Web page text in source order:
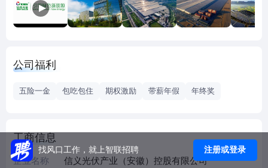
步横向扩充集团的新能源业务，助力集团成为全球领先的太
阳能材料及核心辅材供应商之一。 公司主要产品包括超白太
西省北海市、天津市、江苏省张家港市、云南省曲靖市和马
太阳能资源充沛、电力消纳需求旺盛。 公司被知名媒体
Corporate Knights列入为2022年“全球最佳可持续发展百强
公司福利
五险一金 包吃包住 期权激励 带薪年假 年终奖
工商信息
企业名称 信义光伏产业（安徽）控股有限公司
找风口工作，就上智联招聘 注册或登录